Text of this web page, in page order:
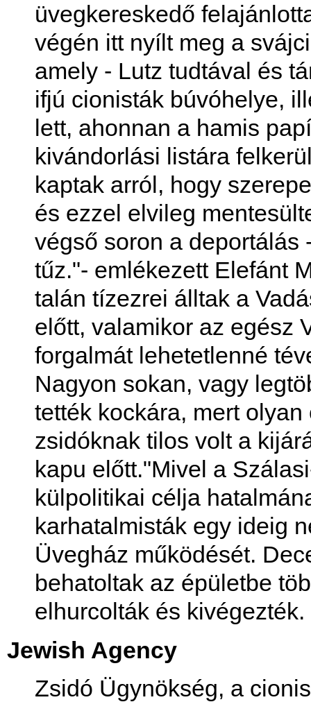
üvegkereskedő
végén itt nyílt meg a
amely - Lutz tudtával és
ifjú cionisták búvóhelye,
lett, ahonnan a hamis
kivándorlási listára
kaptak arról, hogy
és ezzel elvileg
végső soron a deportálás
tűz."- emlékezett Elefánt
talán tízezrei álltak a
előtt, valamikor az egész
forgalmát lehetetlenné
Nagyon sokan, vagy
tették kockára, mert
zsidóknak tilos volt a
kapu előtt."Mivel a
külpolitikai célja
karhatalmisták egy ideig
Üvegház működését.
behatoltak az épületbe
elhurcolták és kivégezték.
Jewish Agency
Zsidó Ügynökség, a